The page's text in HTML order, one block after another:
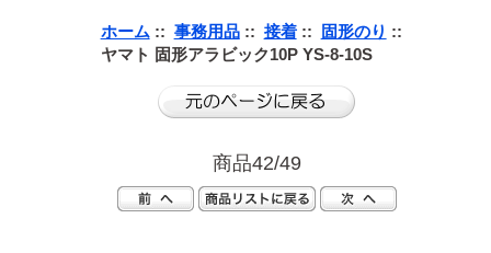
ホーム :: 事務用品:: 接着:: 固形のり ::
ヤマト 固形アラビック10P YS-8-10S
商品42/49